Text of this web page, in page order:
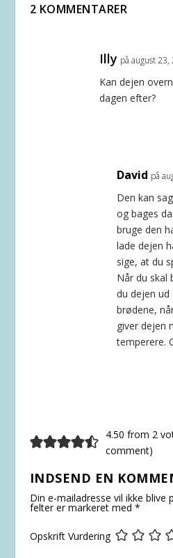
2 KOMMENTARER
Illy på august
Kan dejen
dagen efter?
David på
Den kan
og bages
bruge den
lade dejen
sige, at du
Når du skal
du dejen
brødene,
giver dejen
temperere.
4.50 from 2
comment)
INDSEND EN
Din e-mailadresse vil ikke blive
felter er markeret med *
Opskrift Vurdering